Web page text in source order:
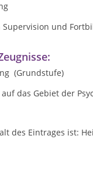
und
(Grundstufe)
das Gebiet der
des Eintrages ist: